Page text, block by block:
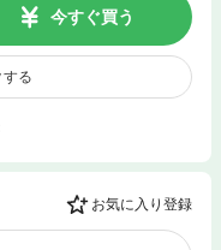
今すぐ買う
る
お気に入り登録